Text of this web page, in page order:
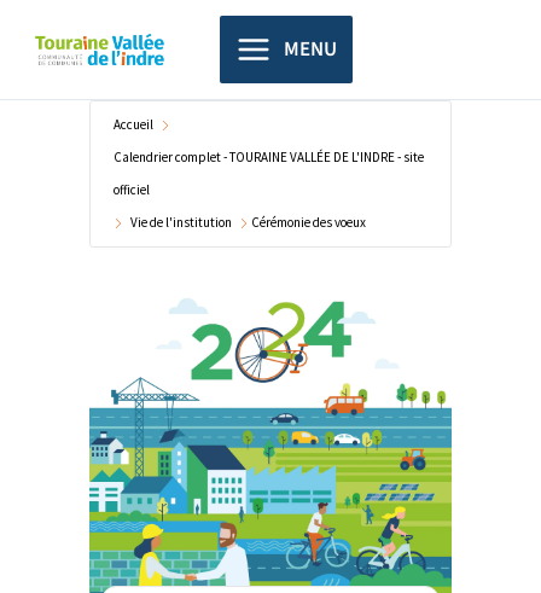
principal
MENU
Accueil
Calendrier complet - TOURAINE VALLÉE DE L'INDRE - site
officiel
Vie de l'institution
Cérémonie des voeux